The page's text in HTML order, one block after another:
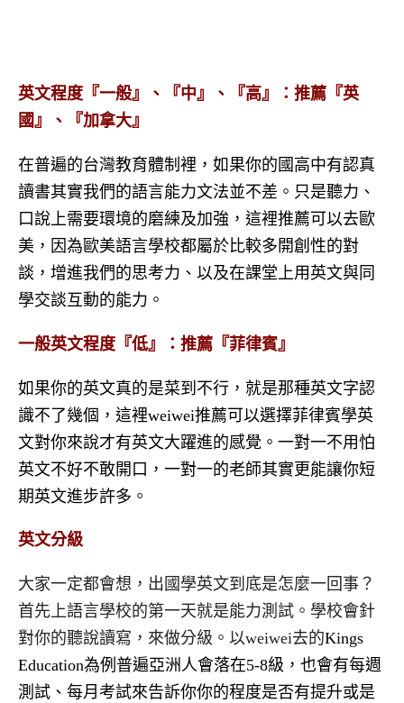
英文程度『一般』、『中』、『高』：推薦『英
國』、『加拿大』
在普遍的台灣教育體制裡，如果你的國高中有認真
讀書其實我們的語言能力文法並不差。只是聽力、
口說上需要環境的磨練及加強，這裡推薦可以去歐
美，因為歐美語言學校都屬於比較多開創性的對
談，增進我們的思考力、以及在課堂上用英文與同
學交談互動的能力。
一般英文程度『低』：推薦『菲律賓』
如果你的英文真的是菜到不行，就是那種英文字認
識不了幾個，這裡weiwei推薦可以選擇菲律賓學英
文對你來說才有英文大躍進的感覺。一對一不用怕
英文不好不敢開口，一對一的老師其實更能讓你短
期英文進步許多。
英文分級
大家一定都會想，出國學英文到底是怎麼一回事？
首先上語言學校的第一天就是能力測試。學校會針
對你的聽說讀寫，來做分級。以weiwei去的Kings
Education為例普遍亞洲人會落在5-8級，也會有每週
測試、每月考試來告訴你你的程度是否有提升或是